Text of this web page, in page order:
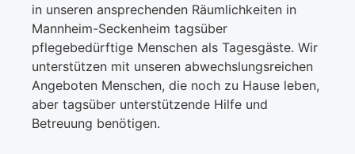
in unseren ansprechenden Räumlichkeiten in
Mannheim-Seckenheim tagsüber
pflegebedürftige Menschen als Tagesgäste. Wir
unterstützen mit unseren abwechslungsreichen
Angeboten Menschen, die noch zu Hause leben,
aber tagsüber unterstützende Hilfe und
Betreuung benötigen.